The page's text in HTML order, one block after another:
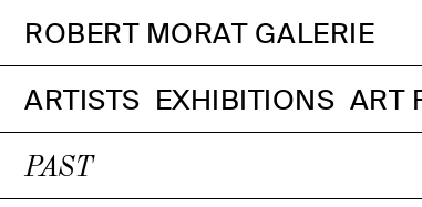
ROBERT MORAT GALERIE
ARTISTS EXHIBITIONS ART
PAST